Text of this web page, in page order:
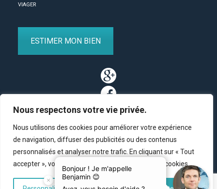
Nous respectons votre vie privée.
Nous utilisons des cookies pour améliorer votre expérience
de navigation, diffuser des publicités ou des contenus
personnalisés et analyser notre trafic. En cliquant sur « Tout
accepter », vous consentez à notre utilisation des cookies.
VIAGER
ESTIMER MON BIEN
Partenaires Contact
© Copyright 2011-2020 BM Finance, tous droits réservés.